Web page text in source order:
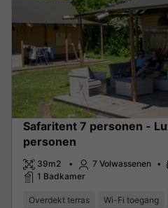
Safaritent 7 personen -
personen
39m2 7 Volwassenen
1 Badkamer
Overdekt terras Wi-Fi toegang